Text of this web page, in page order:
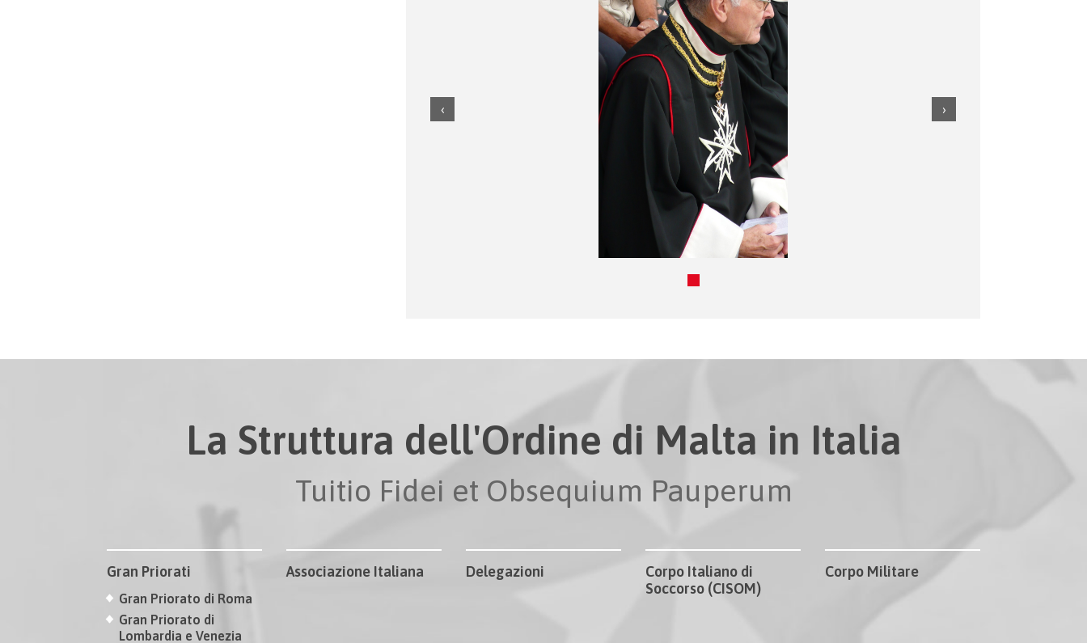
La Struttura dell'Ordine di Malta in Italia
Tuitio Fidei et Obsequium Pauperum
Gran Priorati
Gran Priorato di Roma
Gran Priorato di
Lombardia e Venezia
Associazione Italiana Delegazioni
Corpo Italiano di
Soccorso (CISOM)
Corpo Militare